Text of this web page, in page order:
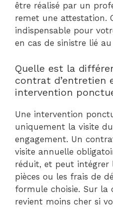
être réalisé par un
remet une attestation.
indispensable pour
en cas de sinistre lié
Quelle est la
contrat d’entretien
intervention
Une intervention
uniquement la visite
engagement. Un
visite annuelle
réduit, et peut intégrer
pièces ou les frais de
formule choisie. Sur la
revient moins cher si